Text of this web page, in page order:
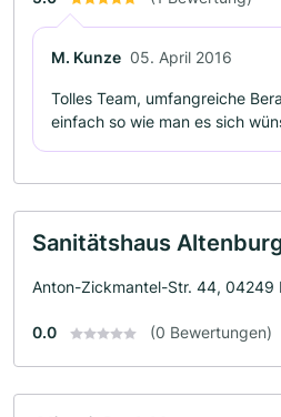
M. Kunze 05. April 2016
Tolles Team, umfangreiche
einfach so wie man es sich
Sanitätshaus
Anton-Zickmantel-Str. 44, 04249
0.0 (0 Bewertungen)